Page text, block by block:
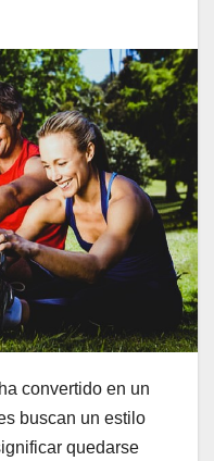
convertido en un
buscan un estilo
quedarse